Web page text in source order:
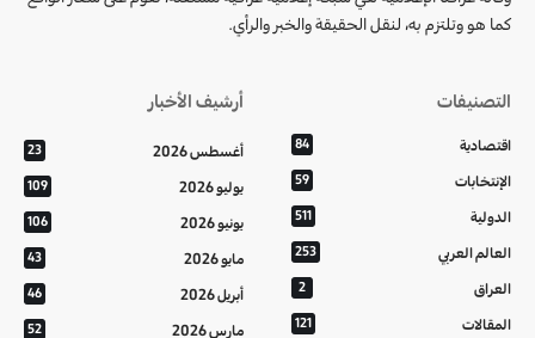
كما هو وتلتزم به، لنقل الحقيقة والخبر والرأي.
التصنيفات
اقتصادية 84
الإنتخابات 59
الدولية 511
العالم العربي 253
العراق 2
المقالات 121
أرشيف الأخبار
أغسطس 2026 23
يوليو 2026 109
يونيو 2026 106
مايو 2026 43
أبريل 2026 46
مارس 2026 52